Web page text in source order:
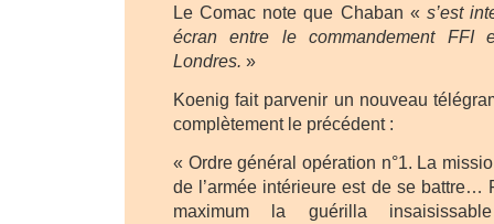
Le Comac note que Chaban « s’est
écran entre le commandement FFI
Londres. »
Koenig fait parvenir un nouveau
complètement le précédent :
« Ordre général opération n°1. La
de l’armée intérieure est de se battre…
maximum la guérilla